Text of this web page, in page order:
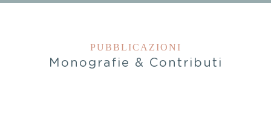
PUBBLICAZIONI
Monografie & Contributi